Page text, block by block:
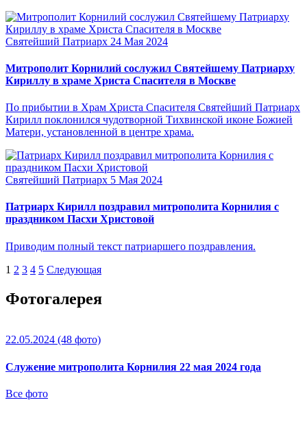
Святейший Патриарх 24 Мая 2024
Митрополит Корнилий сослужил Святейшему Патриарху
Кириллу в храме Христа Спасителя в Москве
По прибытии в Храм Христа Спасителя Святейший Патриарх
Кирилл поклонился чудотворной Тихвинской иконе Божией
Матери, установленной в центре храма.
Святейший Патриарх 5 Мая 2024
Патриарх Кирилл поздравил митрополита Корнилия с
праздником Пасхи Христовой
Приводим полный текст патриаршего поздравления.
1 2 3 4 5 Следующая
Фотогалерея
22.05.2024 (48 фото)
Служение митрополита Корнилия 22 мая 2024 года
Все фото